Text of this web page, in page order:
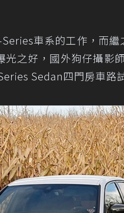
車系的工作，而
之好，國外狗仔攝影
Sedan四門房車路